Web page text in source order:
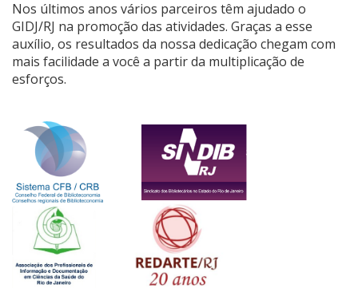
Nos últimos anos vários parceiros têm ajudado o
GIDJ/RJ na promoção das atividades. Graças a esse
auxílio, os resultados da nossa dedicação chegam com
mais facilidade a você a partir da multiplicação de
esforços.